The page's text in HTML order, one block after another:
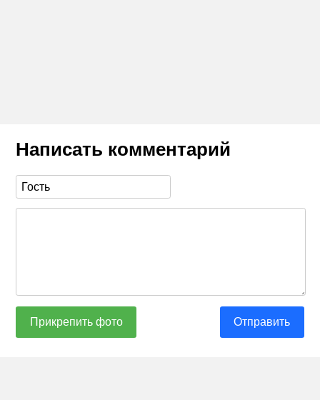
Написать комментарий
Прикрепить фото Отправить